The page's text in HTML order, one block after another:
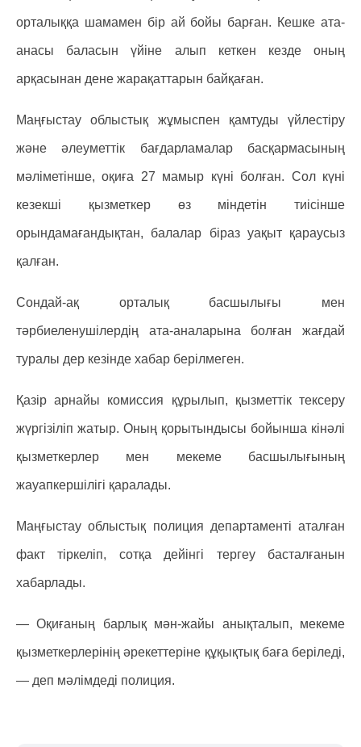
орталыққа шамамен бір ай бойы барған. Кешке ата-
анасы баласын үйіне алып кеткен кезде оның
арқасынан дене жарақаттарын байқаған.
Маңғыстау облыстық жұмыспен қамтуды үйлестіру
және әлеуметтік бағдарламалар басқармасының
мәліметінше, оқиға 27 мамыр күні болған. Сол күні
кезекші қызметкер өз міндетін тиісінше
орындамағандықтан, балалар біраз уақыт қараусыз
қалған.
Сондай-ақ орталық басшылығы мен
тәрбиеленушілердің ата-аналарына болған жағдай
туралы дер кезінде хабар берілмеген.
Қазір арнайы комиссия құрылып, қызметтік тексеру
жүргізіліп жатыр. Оның қорытындысы бойынша кінәлі
қызметкерлер мен мекеме басшылығының
жауапкершілігі қаралады.
Маңғыстау облыстық полиция департаменті аталған
факт тіркеліп, сотқа дейінгі тергеу басталғанын
хабарлады.
— Оқиғаның барлық мән-жайы анықталып, мекеме
қызметкерлерінің әрекеттеріне құқықтық баға беріледі,
— деп мәлімдеді полиция.